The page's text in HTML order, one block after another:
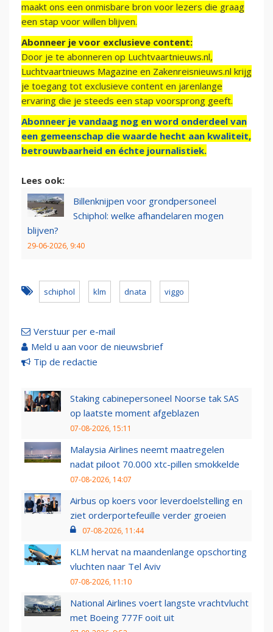
maakt ons een onmisbare bron voor lezers die graag
een stap voor willen blijven.
Abonneer je voor exclusieve content:
Door je te abonneren op Luchtvaartnieuws.nl,
Luchtvaartnieuws Magazine en Zakenreisnieuws.nl krijg
je toegang tot exclusieve content en jarenlange
ervaring die je steeds een stap voorsprong geeft.
Abonneer je vandaag nog en word onderdeel van
een gemeenschap die waarde hecht aan kwaliteit,
betrouwbaarheid en échte journalistiek.
Lees ook:
Billenknijpen voor grondpersoneel
Schiphol: welke afhandelaren mogen
blijven?
29-06-2026, 9:40
schiphol klm dnata viggo
Verstuur per e-mail
Meld u aan voor de nieuwsbrief
Tip de redactie
Staking cabinepersoneel Noorse tak SAS
op laatste moment afgeblazen
07-08-2026, 15:11
Malaysia Airlines neemt maatregelen
nadat piloot 70.000 xtc-pillen smokkelde
07-08-2026, 14:07
Airbus op koers voor leverdoelstelling en
ziet orderportefeuille verder groeien
07-08-2026, 11:44
KLM hervat na maandenlange opschorting
vluchten naar Tel Aviv
07-08-2026, 11:10
National Airlines voert langste vrachtvlucht
met Boeing 777F ooit uit